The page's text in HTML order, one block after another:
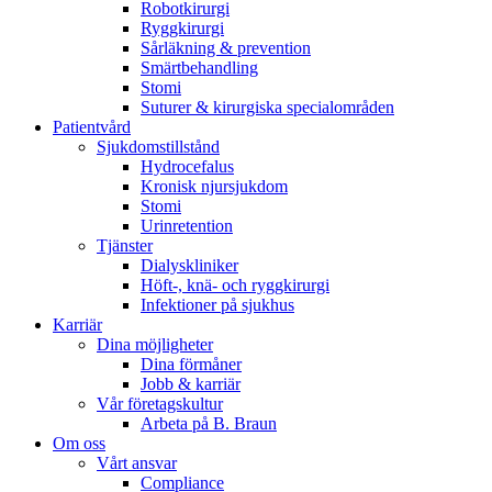
Robotkirurgi
Ryggkirurgi
Sårläkning & prevention
Smärtbehandling
Stomi
Suturer & kirurgiska specialområden
Patientvård
Sjukdomstillstånd
Hydrocefalus
Kronisk njursjukdom
Stomi
Urinretention
Tjänster
Dialyskliniker
Höft-, knä- och ryggkirurgi
Infektioner på sjukhus
Karriär
Dina möjligheter
Dina förmåner
Jobb & karriär
Vår företagskultur
Arbeta på B. Braun
Om oss
Vårt ansvar
Compliance